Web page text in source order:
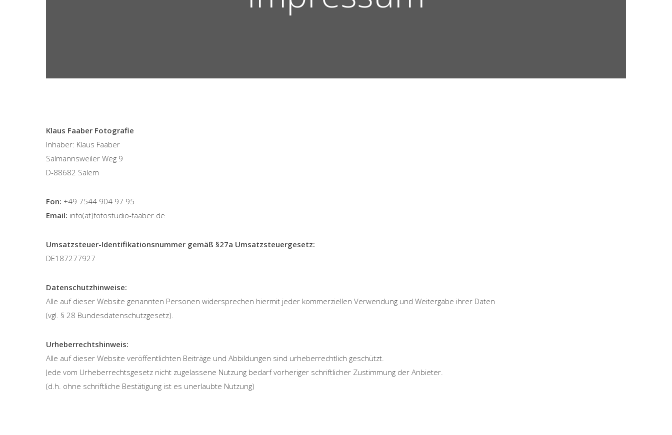
Klaus Faaber Fotografie
Inhaber: Klaus Faaber
Salmannsweiler Weg 9
D-88682 Salem
Fon: +49 7544 904 97 95
Email: info(at)fotostudio-faaber.de
Umsatzsteuer-Identifikationsnummer gemäß §27a Umsatzsteuergesetz:
DE187277927
Datenschutzhinweise:
Alle auf dieser Website genannten Personen widersprechen hiermit jeder kommerziellen Verwendung und Weitergabe ihrer Daten
(vgl. § 28 Bundesdatenschutzgesetz).
Urheberrechtshinweis:
Alle auf dieser Website veröffentlichten Beiträge und Abbildungen sind urheberrechtlich geschützt.
Jede vom Urheberrechtsgesetz nicht zugelassene Nutzung bedarf vorheriger schriftlicher Zustimmung der Anbieter.
(d.h. ohne schriftliche Bestätigung ist es unerlaubte Nutzung)